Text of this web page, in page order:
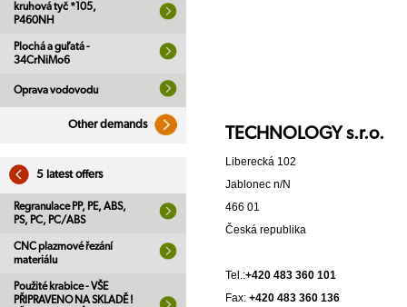
kruhová tyč *105,
P460NH
Plochá a guľatá -
34CrNiMo6
Oprava vodovodu
Other demands
5 latest offers
Regranulace PP, PE, ABS,
PS, PC, PC/ABS
CNC plazmové řezání
materiálu
Použité krabice - VŠE
PŘIPRAVENO NA SKLADĚ !
TECHNOLOGY s.r.o.
Liberecká 102
Jablonec n/N
466 01
Česká republika
Tel.:+420 483 360 101
Fax: +420 483 360 136